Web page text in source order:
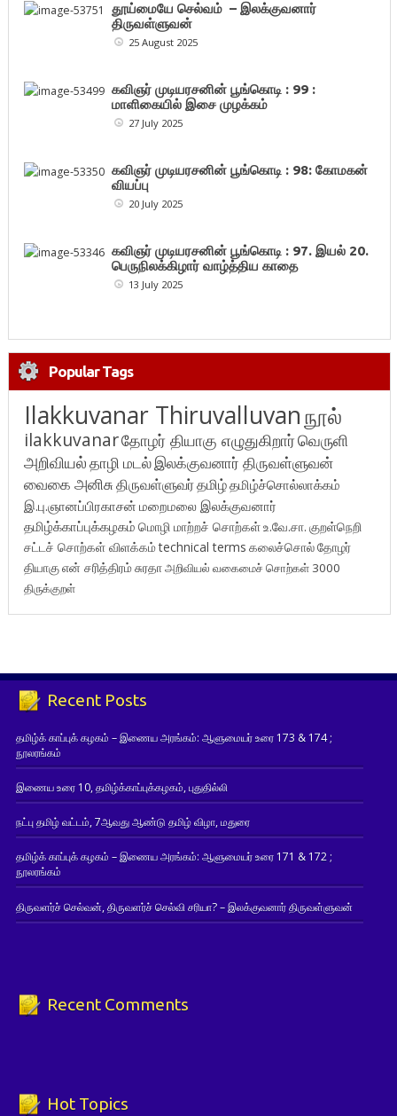
தூய்மையே செல்வம் – இலக்குவனார்
திருவள்ளுவன்
25 August 2025
கவிஞர் முடியரசனின் பூங்கொடி : 99 :
மாளிகையில் இசை முழக்கம்
27 July 2025
கவிஞர் முடியரசனின் பூங்கொடி : 98: கோமகன்
வியப்பு
20 July 2025
கவிஞர் முடியரசனின் பூங்கொடி : 97. இயல் 20.
பெருநிலக்கிழார் வாழ்த்திய காதை
13 July 2025
Popular Tags
Ilakkuvanar Thiruvalluvanநூல்
ilakkuvanarதோழர் தியாகு எழுதுகிறார்வெருளி
அறிவியல்தாழி மடல்இலக்குவனார் திருவள்ளுவன்
வைகை அனிசுதிருவள்ளுவர்தமிழ்தமிழ்ச்சொல்லாக்கம்
இ.பு.ஞானப்பிரகாசன் மறைமலை இலக்குவனார்
தமிழ்க்காப்புக்கழகம் மொழி மாற்றச் சொற்கள்உ.வே.சா. குறள்நெறி
சட்டச் சொற்கள் விளக்கம்technical terms கலைச்சொல்தோழர்
தியாகுஎன் சரித்திரம்சுரதாஅறிவியல் வகைமைச் சொற்கள் 3000
திருக்குறள்
Recent Posts
தமிழ்க் காப்புக் கழகம் – இணைய அரங்கம்: ஆளுமையர் உரை 173 & 174 ;
நூலரங்கம்
இணைய உரை 10, தமிழ்க்காப்புக்கழகம், புதுதில்லி
நட்பு தமிழ் வட்டம், 7ஆவது ஆண்டு தமிழ் விழா, மதுரை
தமிழ்க் காப்புக் கழகம் – இணைய அரங்கம்: ஆளுமையர் உரை 171 & 172 ;
நூலரங்கம்
திருவளர்ச் செல்வன், திருவளர்ச் செல்வி சரியா? – இலக்குவனார் திருவள்ளுவன்
Recent Comments
Hot Topics